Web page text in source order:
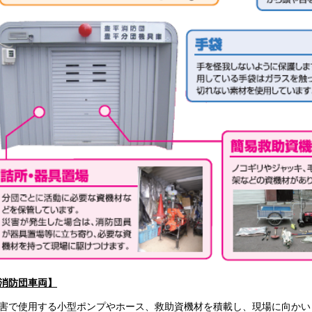
防団車両】
で使用する小型ポンプやホース、救助資機材を積載し、現場に向か